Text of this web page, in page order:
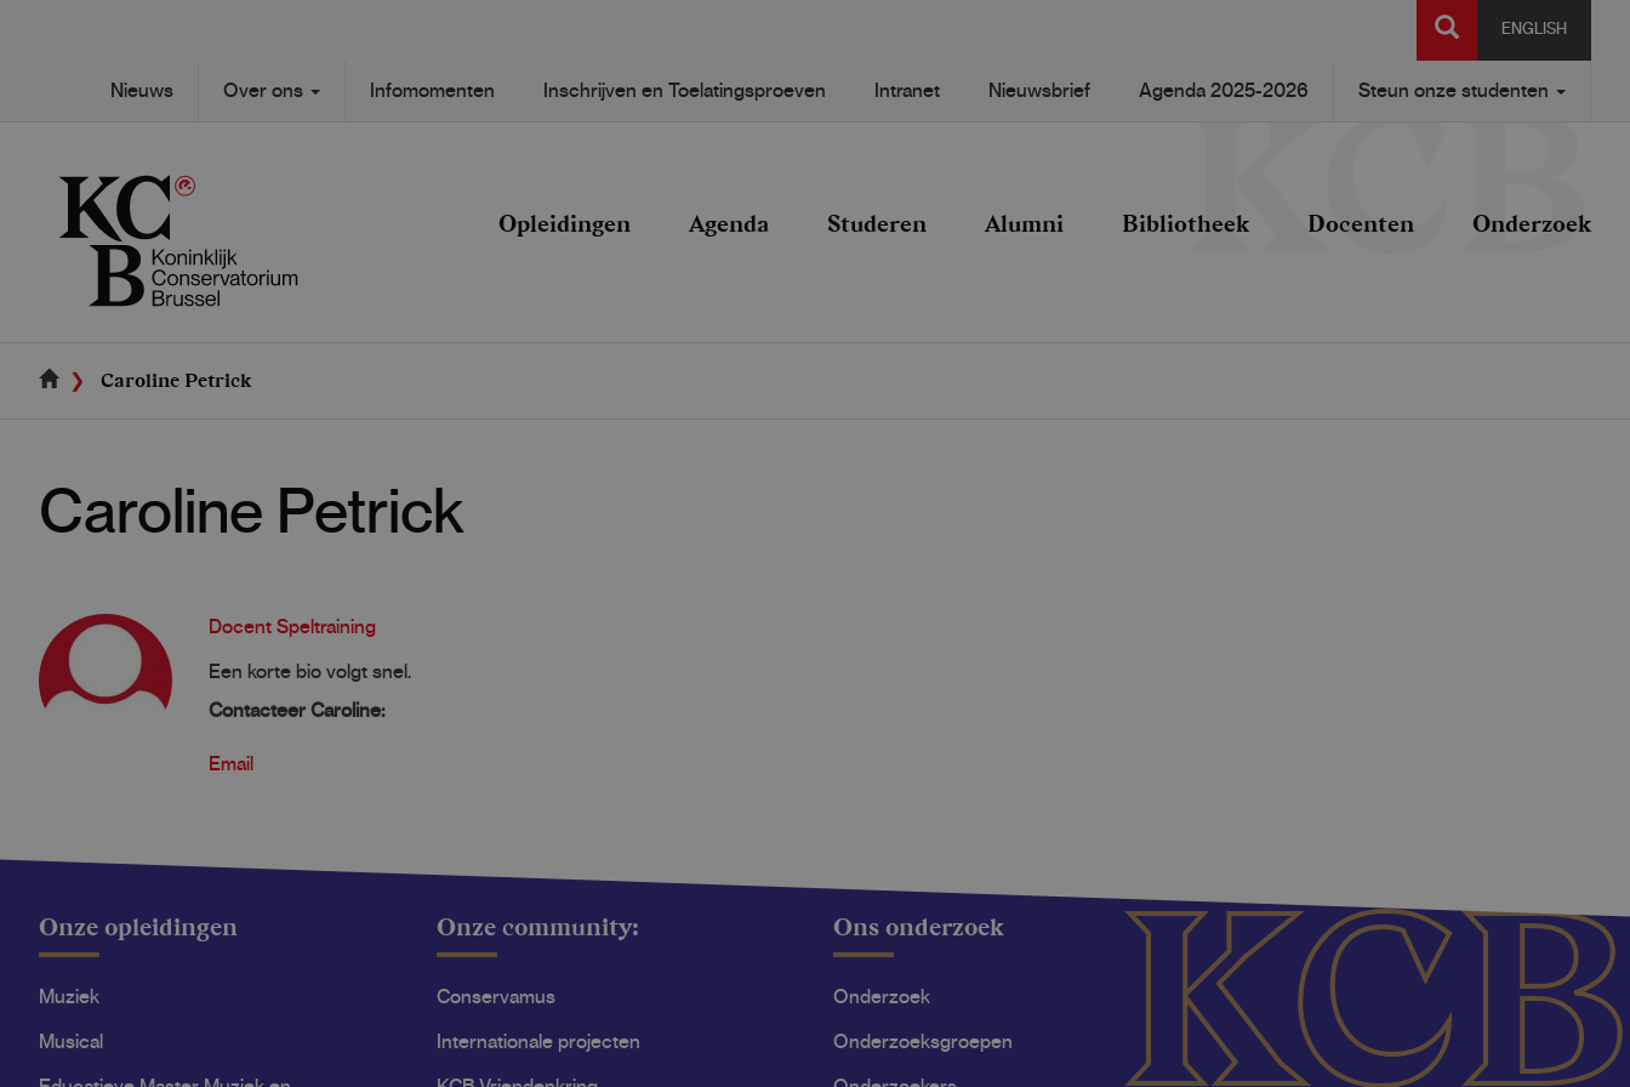
ENGLISH
SEARCH
Secondary
navigation
Nieuws Over ons Infomomenten Inschrijven en Toelatingsproeven Intranet Nieuwsbrief Agenda 2025-2026 Steun onze studenten
navigation
Opleidingen Agenda Studeren Alumni Bibliotheek Docenten Onderzoek
Caroline Petrick
Caroline Petrick
Docent Speltraining
Een korte bio volgt snel.
Contacteer Caroline:
Email
Onze opleidingen
Muziek
Musical
Onze community:
Conservamus
Internationale projecten
Ons onderzoek
Onderzoek
Onderzoeksgroepen